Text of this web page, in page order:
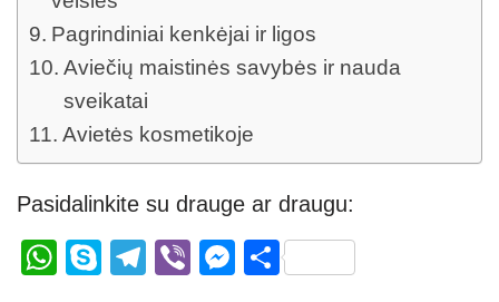
Pagrindiniai kenkėjai ir ligos
Aviečių maistinės savybės ir nauda
sveikatai
Avietės kosmetikoje
Pasidalinkite su drauge ar draugu:
W
S
T
Vi
M S